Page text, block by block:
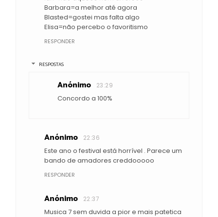
Barbara=a melhor até agora
Blasted=gostei mas falta algo
Elisa=não percebo o favoritismo
RESPONDER
RESPOSTAS
Anónimo 23:29
Concordo a 100%
Anónimo 22:36
Este ano o festival está horrível . Parece um
bando de amadores creddooooo
RESPONDER
Anónimo 22:37
Musica 7 sem duvida a pior e mais patetica